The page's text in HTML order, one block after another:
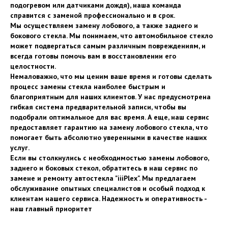
подогревом или датчиками дождя), наша команда
справится с заменой профессионально и в срок.
Мы осуществляем замену лобового, а также заднего и
бокового стекла. Мы понимаем, что автомобильное стекло
может подвергаться самым различным повреждениям, и
всегда готовы помочь вам в восстановлении его
целостности.
Немаловажно, что мы ценим ваше время и готовы сделать
процесс замены стекла наиболее быстрым и
благоприятным для наших клиентов. У нас предусмотрена
гибкая система предварительной записи, чтобы вы
подобрали оптимальное для вас время. А еще, наш сервис
предоставляет гарантию на замену лобового стекла, что
помогает быть абсолютно уверенными в качестве наших
услуг.
Если вы столкнулись с необходимостью замены лобового,
заднего и боковых стекол, обратитесь в наш сервис по
замене и ремонту автостекла "iiiPlex". Мы предлагаем
обслуживание опытных специалистов и особый подход к
клиентам нашего сервиса. Надежность и оперативность -
наш главный приоритет